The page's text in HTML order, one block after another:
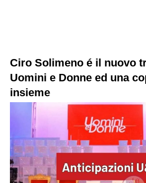
Ciro Solimeno é il nuovo
Uomini e Donne ed una
insieme